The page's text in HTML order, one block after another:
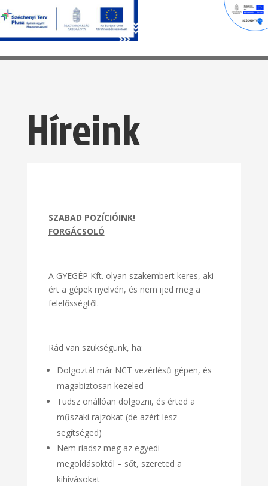
Híreink
SZABAD POZÍCIÓINK!
FORGÁCSOLÓ
A GYEGÉP Kft. olyan szakembert keres, aki
ért a gépek nyelvén, és nem ijed meg a
felelősségtől.
Rád van szükségünk, ha:
Dolgoztál már NCT vezérlésű gépen, és
magabiztosan kezeled
Tudsz önállóan dolgozni, és érted a
műszaki rajzokat (de azért lesz
segítséged)
Nem riadsz meg az egyedi
megoldásoktól – sőt, szereted a
kihívásokat